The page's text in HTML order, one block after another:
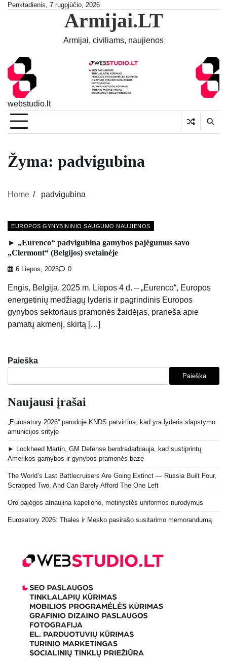
SkipPenktadienis, 7 rugpjūčio, 2026
Armijai.LT
Armijai, civiliams, naujienos
webstudio.lt
Žyma: padvigubina
Home padvigubina
EUROPOS GYNYBININIO SAUGUMO NAUJIENOS
► „Eurenco“ padvigubina gamybos pajėgumus savo
„Clermont“ (Belgijos) svetainėje
6 Liepos, 2025 0
Engis, Belgija, 2025 m. Liepos 4 d. – „Eurenco“, Europos
energetinių medžiagų lyderis ir pagrindinis Europos
gynybos sektoriaus pramonės žaidėjas, praneša apie
pamatų akmenį, skirtą […]
Paieška
Paieška
Naujausi įrašai
„Eurosatory 2026“ parodoje KNDS patvirtina, kad yra lyderis slapstymo
amunicijos srityje
► Lockheed Martin, GM Defense bendradarbiauja, kad sustiprintų
Amerikos gamybos ir gynybos pramonės bazę
The World’s Last Battlecruisers Are Going Extinct — Russia Built Four,
Scrapped Two, And Can Barely Afford The One Left
Oro pajėgos atnaujina kapeliono, motinystės uniformos nurodymus
Eurosatory 2026: Thales ir Mesko pasirašo susitarimo memorandumą